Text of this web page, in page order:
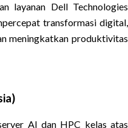
layanan Dell Technologies
transformasi digital,
meningkatkan produktivitas
AI dan HPC kelas atas